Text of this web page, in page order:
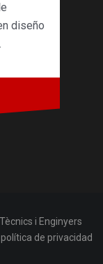
diseño
i Enginyers
de privacidad